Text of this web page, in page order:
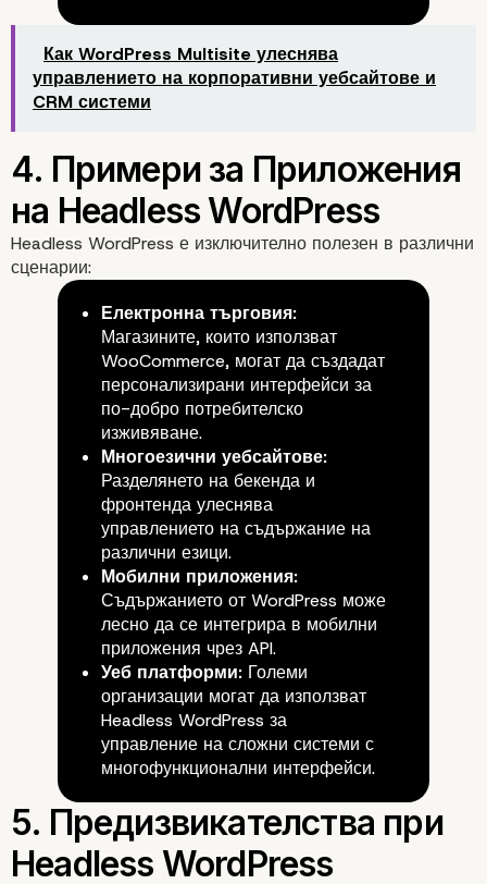
3. Как се Използва
WordPress?
Как WordPress Multisite улеснява
управлението на корпоративни уебсайтове и
CRM системи
Headless WordPress е изключително полезен в различни
сценарии:
Електронна търговия:
Магазините, които използват
WooCommerce, могат да създадат
персонализирани интерфейси за
по-добро потребителско
изживяване.
Многоезични уебсайтове:
Разделянето на бекенда и
фронтенда улеснява
управлението на съдържание на
различни езици.
Мобилни приложения:
Съдържанието от WordPress може
лесно да се интегрира в мобилни
приложения чрез API.
Уеб платформи:Големи
организации могат да използват
Headless WordPress за
управление на сложни системи с
многофункционални интерфейси.